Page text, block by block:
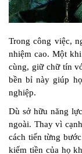
Trong công việc,
nhiệm cao. Một
cùng, giữ chữ tín
bền bỉ này giúp
nghiệp.
Dù sở hữu năng
ngoài. Thay vì
cách tiến từng
kiếm tiền của họ